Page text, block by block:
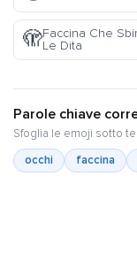
🫣Faccina Che
Le Dita
Parole chiave
Sfoglia le emoji sotto
occhi
faccina